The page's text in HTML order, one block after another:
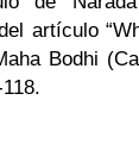
artículo
Bodhi